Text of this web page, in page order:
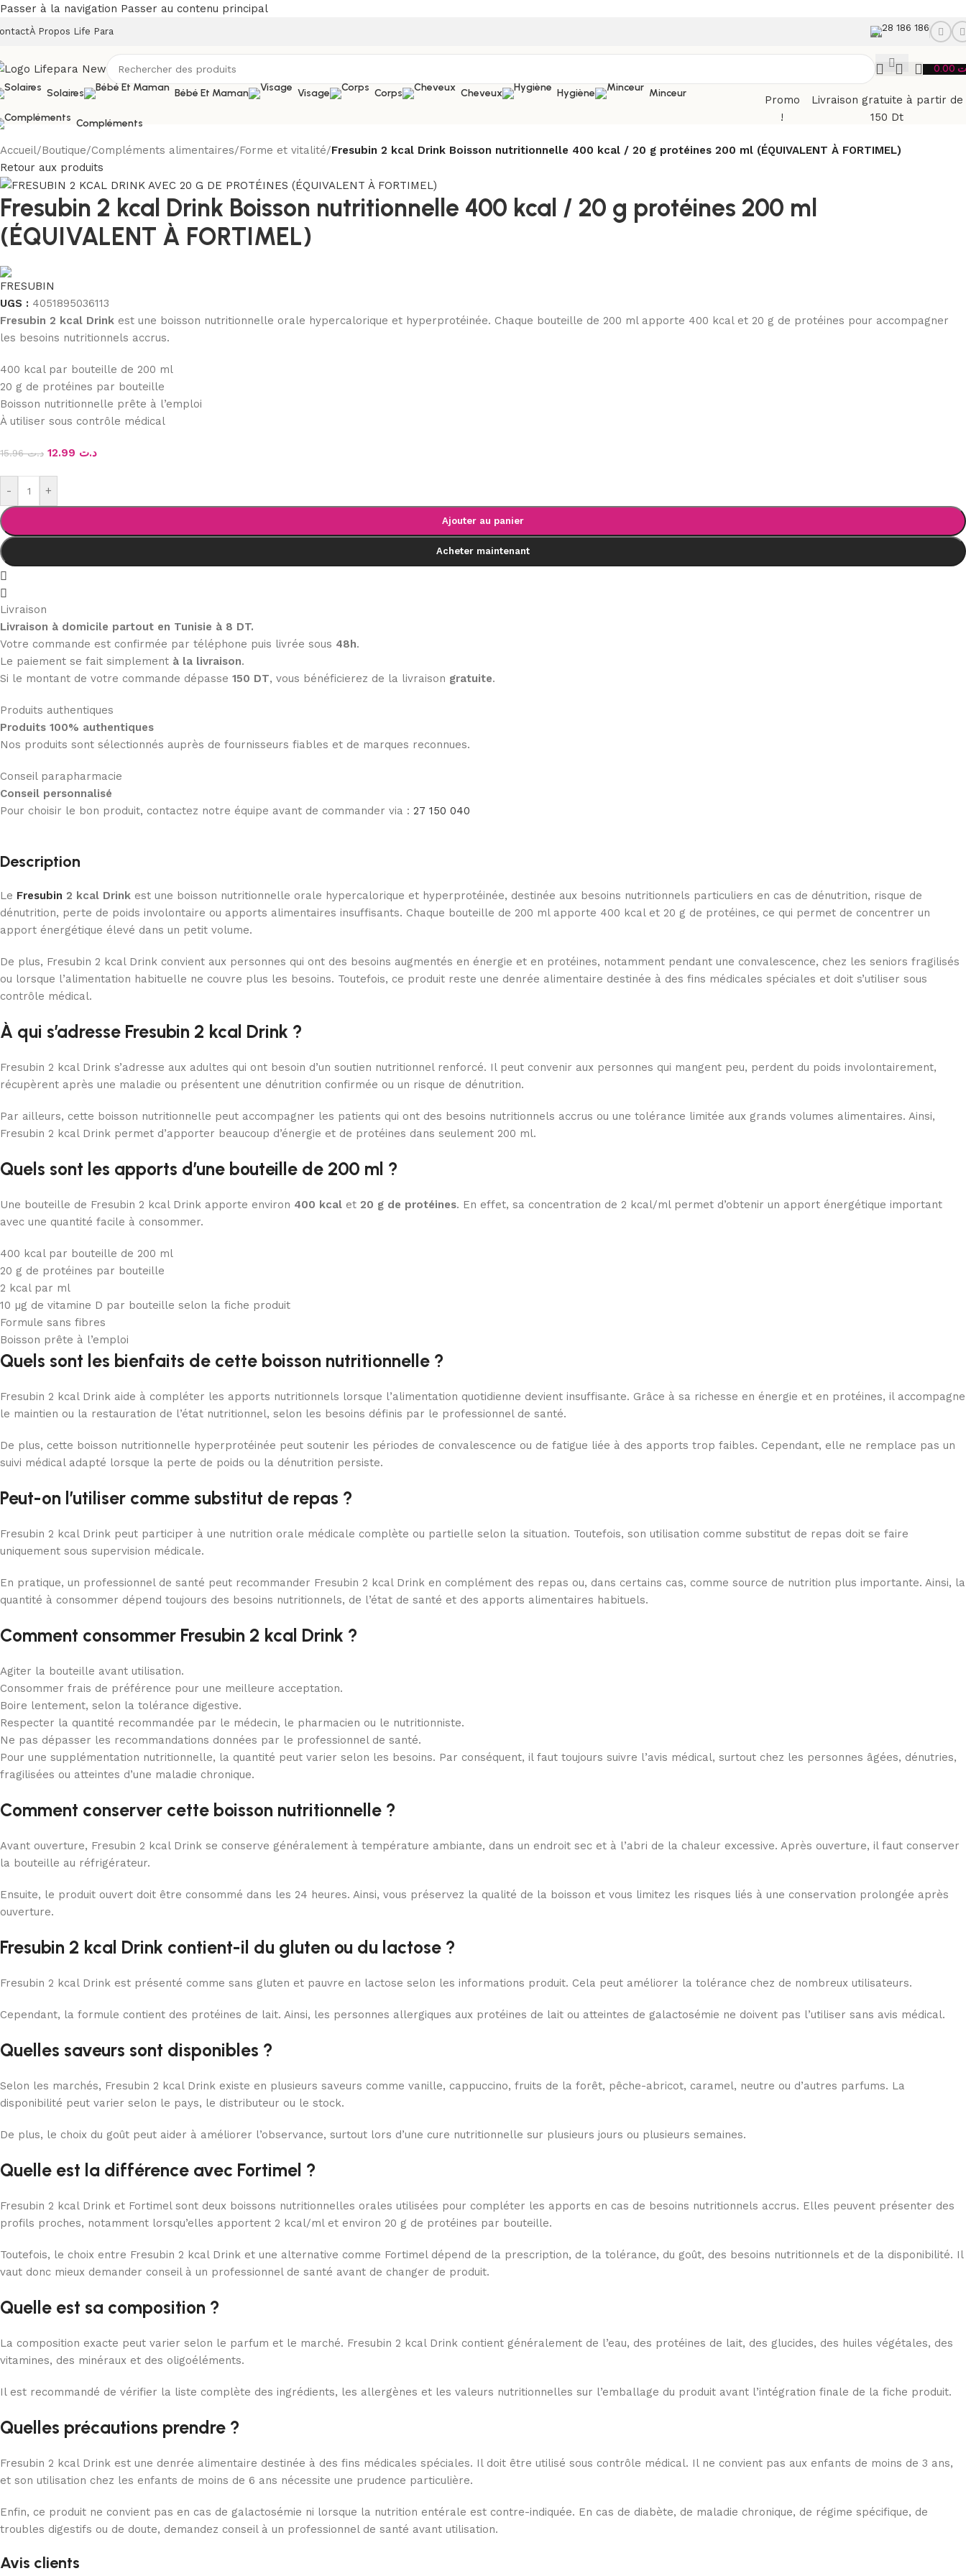
Passer à la navigation Passer au contenu principal
À Propos Life Para 28 186 186
Solaires
Bébé Et Maman Visage Corps Cheveux Hygiène Minceur
Compléments
Promo
!
Livraison gratuite à partir de
150 Dt
Accueil/Boutique/Compléments alimentaires/Forme et vitalité/Fresubin 2 kcal Drink Boisson nutritionnelle 400 kcal / 20 g protéines 200 ml (ÉQUIVALENT À FORTIMEL)
Retour aux produits
Fresubin 2 kcal Drink Boisson nutritionnelle 400 kcal / 20 g protéines 200 ml
(ÉQUIVALENT À FORTIMEL)
UGS : 4051895036113
Fresubin 2 kcal Drink est une boisson nutritionnelle orale hypercalorique et hyperprotéinée. Chaque bouteille de 200 ml apporte 400 kcal et 20 g de protéines pour accompagner
les besoins nutritionnels accrus.
400 kcal par bouteille de 200 ml
20 g de protéines par bouteille
Boisson nutritionnelle prête à l’emploi
À utiliser sous contrôle médical
د.ت15.96 د.ت
- +
Ajouter au panier
Acheter maintenant
Livraison
Livraison à domicile partout en Tunisie à 8 DT.
Votre commande est confirmée par téléphone puis livrée sous 48h.
Le paiement se fait simplement à la livraison.
Si le montant de votre commande dépasse 150 DT, vous bénéficierez de la livraison gratuite.
Produits authentiques
Produits 100% authentiques
Nos produits sont sélectionnés auprès de fournisseurs fiables et de marques reconnues.
Conseil parapharmacie
Conseil personnalisé
Pour choisir le bon produit, contactez notre équipe avant de commander via : 27 150 040
Description
Le Fresubin 2 kcal Drink est une boisson nutritionnelle orale hypercalorique et hyperprotéinée, destinée aux besoins nutritionnels particuliers en cas de dénutrition, risque de
dénutrition, perte de poids involontaire ou apports alimentaires insuffisants. Chaque bouteille de 200 ml apporte 400 kcal et 20 g de protéines, ce qui permet de concentrer un
apport énergétique élevé dans un petit volume.
De plus, Fresubin 2 kcal Drink convient aux personnes qui ont des besoins augmentés en énergie et en protéines, notamment pendant une convalescence, chez les seniors fragilisés
ou lorsque l’alimentation habituelle ne couvre plus les besoins. Toutefois, ce produit reste une denrée alimentaire destinée à des fins médicales spéciales et doit s’utiliser sous
contrôle médical.
À qui s’adresse Fresubin 2 kcal Drink ?
Fresubin 2 kcal Drink s’adresse aux adultes qui ont besoin d’un soutien nutritionnel renforcé. Il peut convenir aux personnes qui mangent peu, perdent du poids involontairement,
récupèrent après une maladie ou présentent une dénutrition confirmée ou un risque de dénutrition.
Par ailleurs, cette boisson nutritionnelle peut accompagner les patients qui ont des besoins nutritionnels accrus ou une tolérance limitée aux grands volumes alimentaires. Ainsi,
Fresubin 2 kcal Drink permet d’apporter beaucoup d’énergie et de protéines dans seulement 200 ml.
Quels sont les apports d’une bouteille de 200 ml ?
Une bouteille de Fresubin 2 kcal Drink apporte environ 400 kcal et 20 g de protéines. En effet, sa concentration de 2 kcal/ml permet d’obtenir un apport énergétique important
avec une quantité facile à consommer.
400 kcal par bouteille de 200 ml
20 g de protéines par bouteille
2 kcal par ml
10 µg de vitamine D par bouteille selon la fiche produit
Formule sans fibres
Boisson prête à l’emploi
Quels sont les bienfaits de cette boisson nutritionnelle ?
Fresubin 2 kcal Drink aide à compléter les apports nutritionnels lorsque l’alimentation quotidienne devient insuffisante. Grâce à sa richesse en énergie et en protéines, il accompagne
le maintien ou la restauration de l’état nutritionnel, selon les besoins définis par le professionnel de santé.
De plus, cette boisson nutritionnelle hyperprotéinée peut soutenir les périodes de convalescence ou de fatigue liée à des apports trop faibles. Cependant, elle ne remplace pas un
suivi médical adapté lorsque la perte de poids ou la dénutrition persiste.
Peut-on l’utiliser comme substitut de repas ?
Fresubin 2 kcal Drink peut participer à une nutrition orale médicale complète ou partielle selon la situation. Toutefois, son utilisation comme substitut de repas doit se faire
uniquement sous supervision médicale.
En pratique, un professionnel de santé peut recommander Fresubin 2 kcal Drink en complément des repas ou, dans certains cas, comme source de nutrition plus importante. Ainsi, la
quantité à consommer dépend toujours des besoins nutritionnels, de l’état de santé et des apports alimentaires habituels.
Comment consommer Fresubin 2 kcal Drink ?
Agiter la bouteille avant utilisation.
Consommer frais de préférence pour une meilleure acceptation.
Boire lentement, selon la tolérance digestive.
Respecter la quantité recommandée par le médecin, le pharmacien ou le nutritionniste.
Ne pas dépasser les recommandations données par le professionnel de santé.
Pour une supplémentation nutritionnelle, la quantité peut varier selon les besoins. Par conséquent, il faut toujours suivre l’avis médical, surtout chez les personnes âgées, dénutries,
fragilisées ou atteintes d’une maladie chronique.
Comment conserver cette boisson nutritionnelle ?
Avant ouverture, Fresubin 2 kcal Drink se conserve généralement à température ambiante, dans un endroit sec et à l’abri de la chaleur excessive. Après ouverture, il faut conserver
la bouteille au réfrigérateur.
Ensuite, le produit ouvert doit être consommé dans les 24 heures. Ainsi, vous préservez la qualité de la boisson et vous limitez les risques liés à une conservation prolongée après
ouverture.
Fresubin 2 kcal Drink contient-il du gluten ou du lactose ?
Fresubin 2 kcal Drink est présenté comme sans gluten et pauvre en lactose selon les informations produit. Cela peut améliorer la tolérance chez de nombreux utilisateurs.
Cependant, la formule contient des protéines de lait. Ainsi, les personnes allergiques aux protéines de lait ou atteintes de galactosémie ne doivent pas l’utiliser sans avis médical.
Quelles saveurs sont disponibles ?
Selon les marchés, Fresubin 2 kcal Drink existe en plusieurs saveurs comme vanille, cappuccino, fruits de la forêt, pêche-abricot, caramel, neutre ou d’autres parfums. La
disponibilité peut varier selon le pays, le distributeur ou le stock.
De plus, le choix du goût peut aider à améliorer l’observance, surtout lors d’une cure nutritionnelle sur plusieurs jours ou plusieurs semaines.
Quelle est la différence avec Fortimel ?
Fresubin 2 kcal Drink et Fortimel sont deux boissons nutritionnelles orales utilisées pour compléter les apports en cas de besoins nutritionnels accrus. Elles peuvent présenter des
profils proches, notamment lorsqu’elles apportent 2 kcal/ml et environ 20 g de protéines par bouteille.
Toutefois, le choix entre Fresubin 2 kcal Drink et une alternative comme Fortimel dépend de la prescription, de la tolérance, du goût, des besoins nutritionnels et de la disponibilité. Il
vaut donc mieux demander conseil à un professionnel de santé avant de changer de produit.
Quelle est sa composition ?
La composition exacte peut varier selon le parfum et le marché. Fresubin 2 kcal Drink contient généralement de l’eau, des protéines de lait, des glucides, des huiles végétales, des
vitamines, des minéraux et des oligoéléments.
Il est recommandé de vérifier la liste complète des ingrédients, les allergènes et les valeurs nutritionnelles sur l’emballage du produit avant l’intégration finale de la fiche produit.
Quelles précautions prendre ?
Fresubin 2 kcal Drink est une denrée alimentaire destinée à des fins médicales spéciales. Il doit être utilisé sous contrôle médical. Il ne convient pas aux enfants de moins de 3 ans,
et son utilisation chez les enfants de moins de 6 ans nécessite une prudence particulière.
Enfin, ce produit ne convient pas en cas de galactosémie ni lorsque la nutrition entérale est contre-indiquée. En cas de diabète, de maladie chronique, de régime spécifique, de
troubles digestifs ou de doute, demandez conseil à un professionnel de santé avant utilisation.
Avis clients